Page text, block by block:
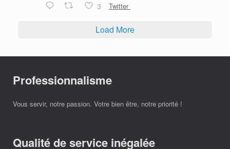
3 Twitter
Load More
Professionnalisme
Vous servir, notre passion. Votre bien être, notre priorité !
Qualité de service inégalée